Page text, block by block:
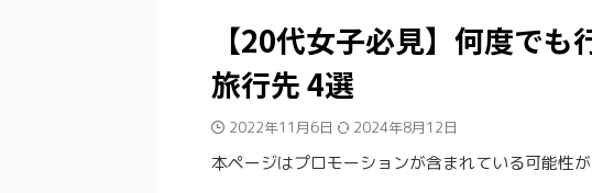
【20代女子必見】何度で
旅行先 4選
2022年11月6日 2024年8月12日
本ページはプロモーションが含まれている可能性が